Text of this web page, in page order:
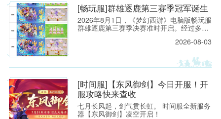
鼎之作
[畅玩服]群雄逐鹿第三赛季冠军诞生
2026年8月1日，《梦幻西游》电脑版畅玩服
群雄逐鹿第三赛季决赛准时开启。经过多轮
2026-08-03
[时间服]【东风御剑】今日开服！开
服攻略快来查收
七月长风起，剑气贯长虹。 时间服全新服务
器【东风御剑】凌空开启！